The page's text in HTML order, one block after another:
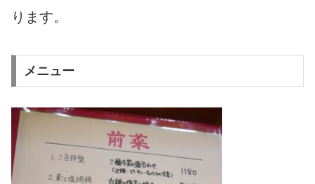
ります。
メニュー